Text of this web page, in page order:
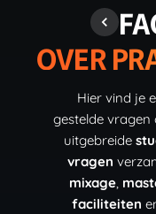
OVER
Hier vind je
gestelde vragen
uitgebreide
vragen
mixage,
faciliteiten